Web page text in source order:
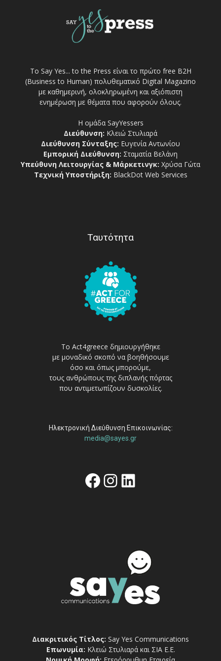
Το Say Yes... to the Press είναι το πρώτο free Β2Η
(Business to Human) πολυθεματικό Digital Magazino
με καθημερινή, ολοκληρωμένη και αξιόπιστη
ενημέρωση με θέματα που αφορούν όλους.
Η ομάδα SayYessers
Διεύθυνση: Κλειώ Στυλιαρά
Διεύθυνση Σύνταξης: Ευγενία Αντωνίου
Εμπορική Διεύθυνση: Σταματία Βελάνη
Υπεύθυνη Λειτουργίας & Μάρκετινγκ: Χρύσα Γώτα
Τεχνική Υποστήριξη: BlackDot Web Services
Ταυτότητα
Το Act4greece δημιουργήθηκε
με μοναδικό σκοπό να βοηθήσουμε
όσο και όπως μπορούμε,
τους ανθρώπους της διπλανής πόρτας
που αντιμετωπίζουν δυσκολίες.
Ηλεκτρονική Διεύθυνση Επικοινωνίας:
media@sayes.gr
Facebook
Instagram
Linkedin
Διακριτικός Τίτλος: Say Yes Communications
Επωνυμία: Κλειώ Στυλιαρά και ΣΙΑ Ε.Ε.